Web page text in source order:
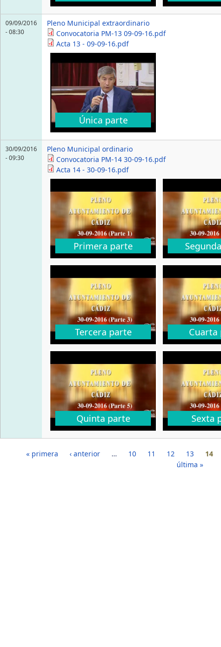
09/09/2016
- 08:30
Pleno Municipal extraordinario
Convocatoria PM-13 09-09-16.pdf
Acta 13 - 09-09-16.pdf
Única parte
30/09/2016
- 09:30
Pleno Municipal ordinario
Convocatoria PM-14 30-09-16.pdf
Acta 14 - 30-09-16.pdf
Primera parte
Tercera parte Cuarta
Quinta parte Sexta
Páginas« primera ‹ anterior … 10 11 12 13
14
última »